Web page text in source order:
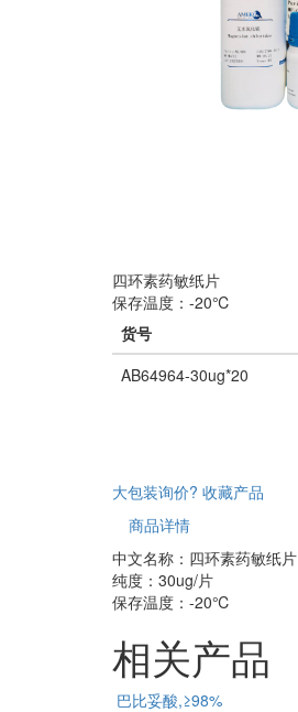
四环素药敏纸片
保存温度：-20℃
货号
AB64964-30ug*20
大包装询价? 收藏产品
商品详情
中文名称：四环素药敏纸片
纯度：30ug/片
保存温度：-20℃
相关产品
巴比妥酸,≥98%